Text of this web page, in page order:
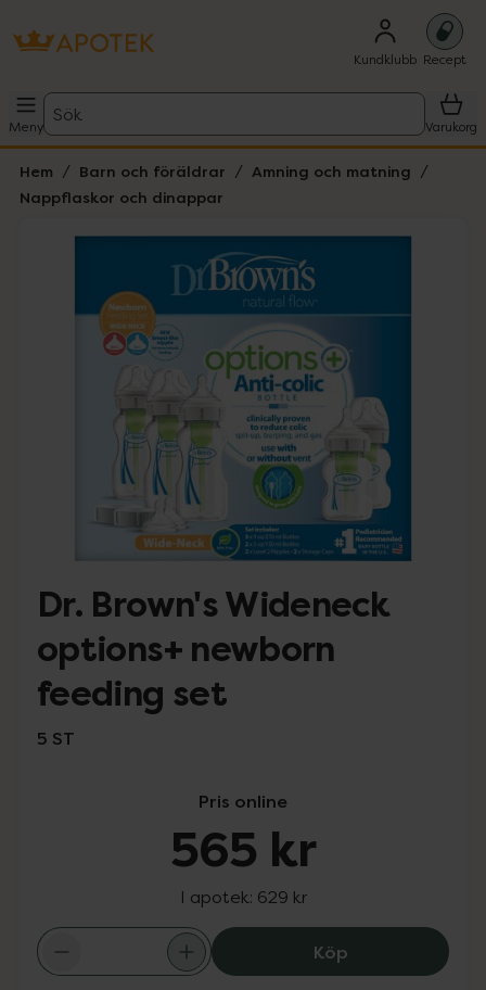
Kundklubb Recept
Meny
Sök
Varukorg
Hem Barn och föräldrar
Amning och matning
Nappflaskor och dinappar
Lista: . Innehåller 2 objekt.
Dr. Brown's Wideneck
options+ newborn
feeding set
5 ST
Pris online
565 kr
I apotek: 629 kr
Köp